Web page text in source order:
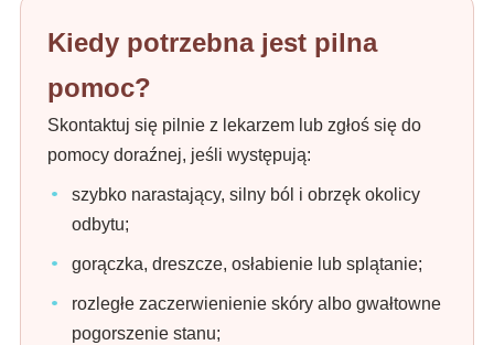
Kiedy potrzebna jest pilna
pomoc?
Skontaktuj się pilnie z lekarzem lub zgłoś się do
pomocy doraźnej, jeśli występują:
szybko narastający, silny ból i obrzęk okolicy
odbytu;
gorączka, dreszcze, osłabienie lub splątanie;
rozległe zaczerwienienie skóry albo gwałtowne
pogorszenie stanu;